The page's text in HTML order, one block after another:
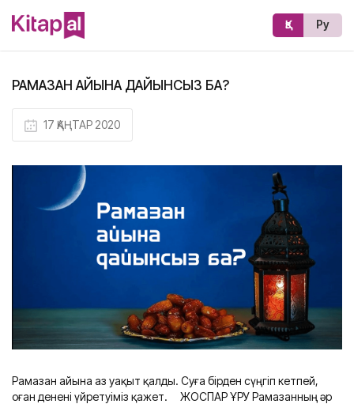
Қз Ру
РАМАЗАН АЙЫНА ДАЙЫНСЫЗ БА?
17 ҚАҢТАР 2020
Рамазан айына аз уақыт қалды. Суға бірден сүңгіп кетпей,
оған денені үйретуіміз қажет. ⠀ ЖОСПАР ҚҰРУ Рамазанның әр